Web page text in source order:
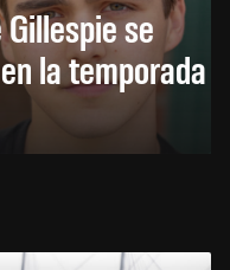
se
la temporada